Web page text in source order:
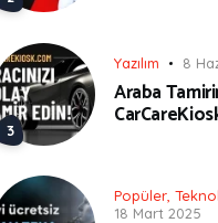
Yazılım 8
Araba
Popüler
18 Mart 2025